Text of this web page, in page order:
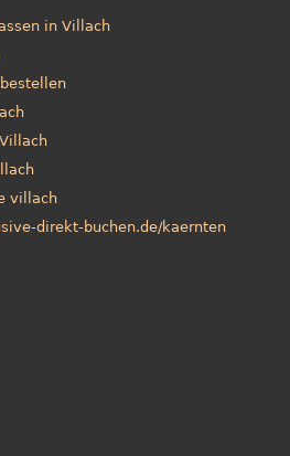
in Villach
villach
direkt-buchen.de/kaernten